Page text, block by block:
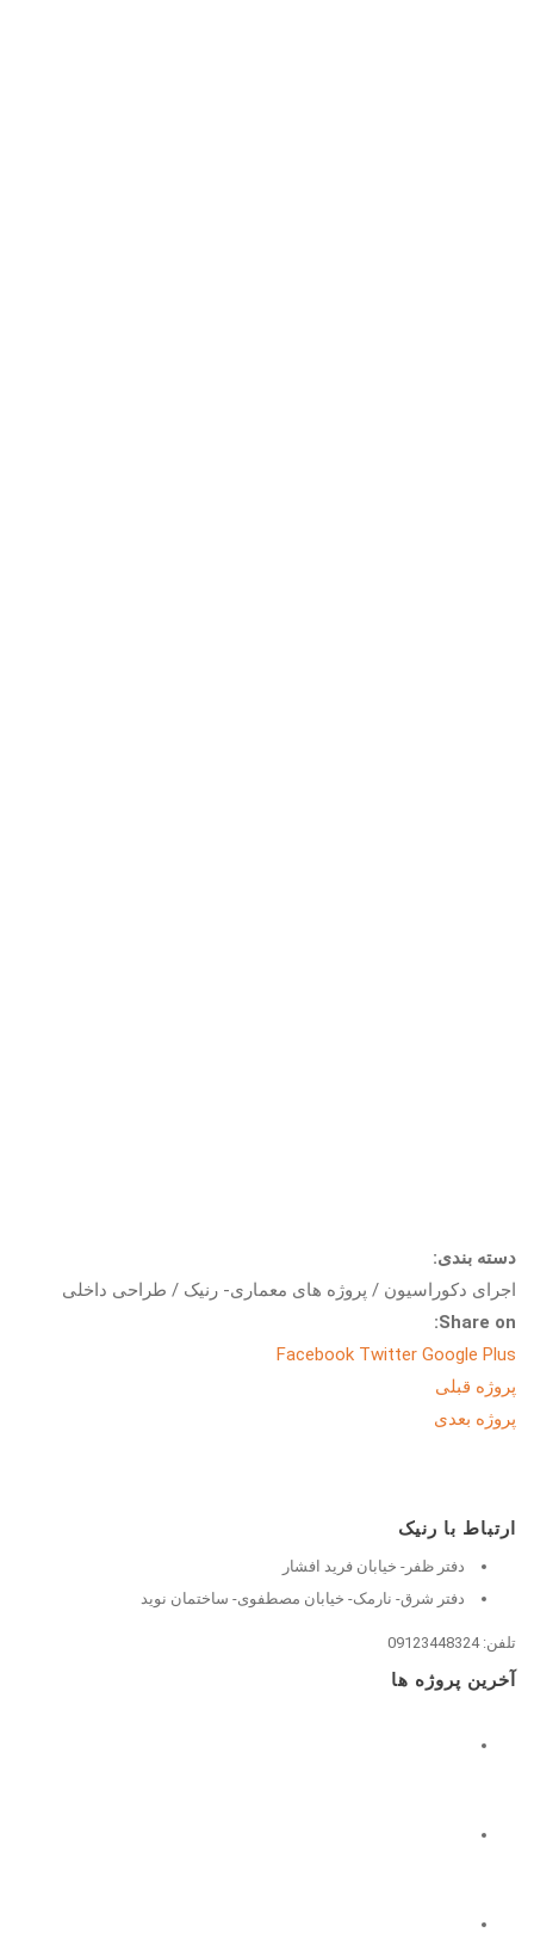
دسته بندی:
اجرای دکوراسیون / پروژه های معماری- رنیک / طراحی داخلی
Share on:
Facebook Twitter Google Plus
پروژه قبلی
پروژه بعدی
ارتباط با رنیک
دفتر ظفر- خیابان فرید افشار
دفتر شرق- نارمک- خیابان مصطفوی- ساختمان نوید
تلفن: 09123448324
آخرین پروژه ها